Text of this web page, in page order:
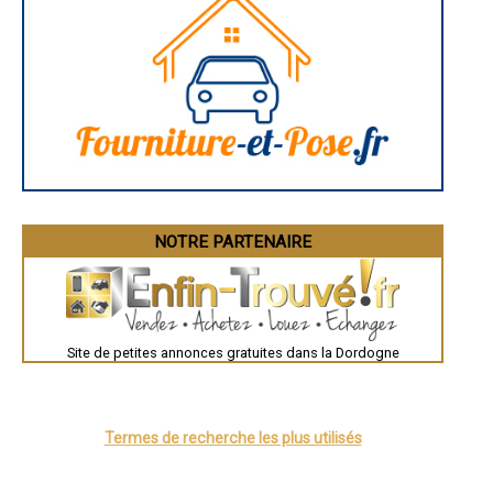
- Entreprise d'isolation des combles à Savignac-les-Églises
- Entreprise d'isolation des combles à Siorac-en-Périgord
- Entreprise d'isolation des combles à Nouaille
- Entreprise d'isolation des combles à Nantheuil
- Entreprise d'isolation des combles à Marsaneix
- Entreprise d'isolation des combles à Saint-Laurent-des-Hommes
- Entreprise d'isolation des combles à Domme
- Entreprise d'isolation des combles à La Douze
- Entreprise d'isolation des combles à Maurens
- Entreprise d'isolation des combles à Monbazillac
- Entreprise d'isolation des combles à Vitrac
- Entreprise d'isolation des combles à Saint-Nexans
- Entreprise d'isolation des combles à Saint-Laurent-sur-Manoire
- Entreprise d'isolation des combles à Lisle
- Entreprise d'isolation des combles à Sainte-Alvère
- Entreprise d'isolation des combles à Pazayac
- Entreprise d'isolation des combles à Villamblard
- Entreprise d'isolation des combles à La Bachellerie
NOTRE PARTENAIRE
Site de petites annonces gratuites dans la Dordogne
Termes de recherche les plus utilisés